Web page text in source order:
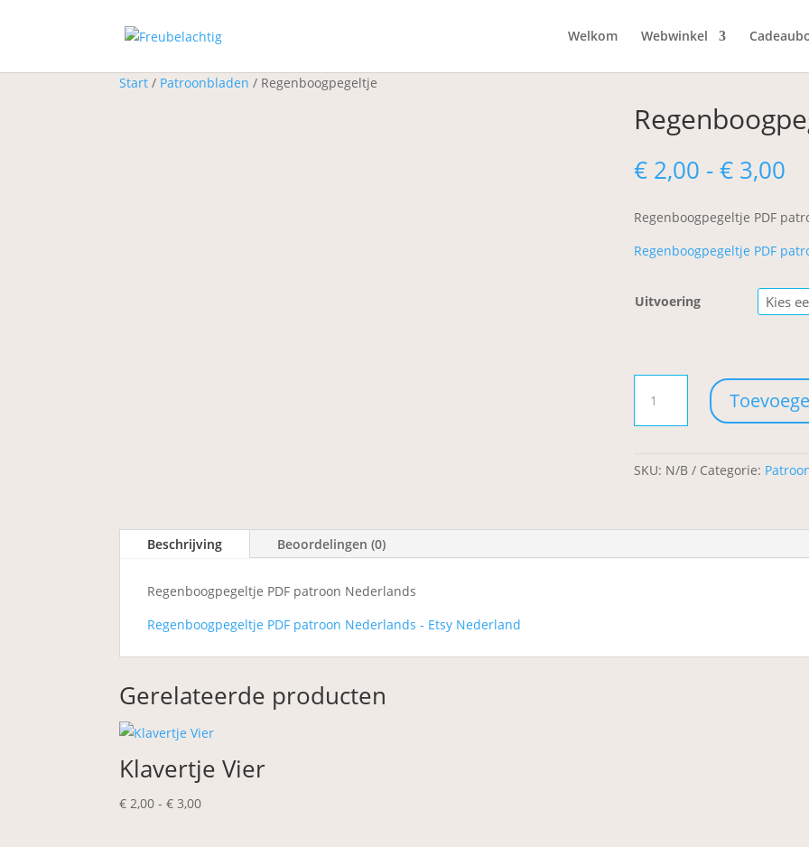
Welkom Webwinkel
Start / Patroonbladen / Regenboogpegeltje
€2,00 - €3,00
€
Regenboogpegeltje PDF
Regenboogpegeltje PDF
Uitvoering
Regenboogpegeltje
aantal
SKU: N/B Categorie:
Beschrijving Beoordelingen (0)
Regenboogpegeltje PDF patroon Nederlands
Regenboogpegeltje PDF patroon Nederlands - Etsy Nederland
Gerelateerde producten
Klavertje Vier
€ 2,00 - € 3,00Prijsklasse: